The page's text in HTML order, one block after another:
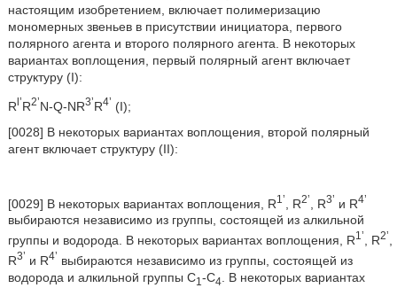
настоящим изобретением, включает полимеризацию
мономерных звеньев в присутствии инициатора, первого
полярного агента и второго полярного агента. В некоторых
вариантах воплощения, первый полярный агент включает
структуру (I):
Rl’R2’N-Q-NR3’R4’ (I);
[0028] В некоторых вариантах воплощения, второй полярный
агент включает структуру (II):
[0029] В некоторых вариантах воплощения, R1’ , R2’ , R3’ и R4’
выбираются независимо из группы, состоящей из алкильной
группы и водорода. В некоторых вариантах воплощения, R1’ , R2’
R3’ и R4’ выбираются независимо из группы, состоящей из
водорода и алкильной группы С1 -С4
. В некоторых вариантах